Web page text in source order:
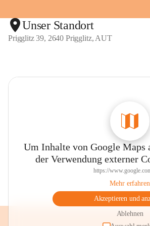
Unser Standort
Prigglitz 39, 2640 Prigglitz, AUT
Um Inhalte von Google Maps
der Verwendung externer
https://
Mehr erfahren
Akzeptieren und
Ablehnen